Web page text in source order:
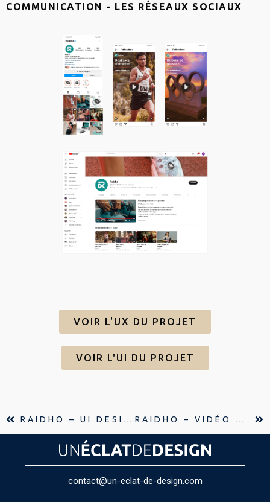
COMMUNICATION - LES RÉSEAUX SOCIAUX
VOIR L'UX DU PROJET
VOIR L'UI DU PROJET
RAIDHO – UI DESIGN EN ATOMIC DESIGN RAIDHO – VIDÉO TEASER
contact@un-eclat-de-design.com